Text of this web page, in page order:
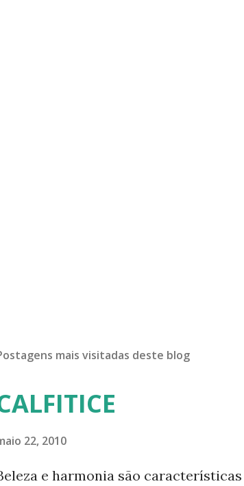
mais visitadas deste blog
22, 2010
e harmonia são